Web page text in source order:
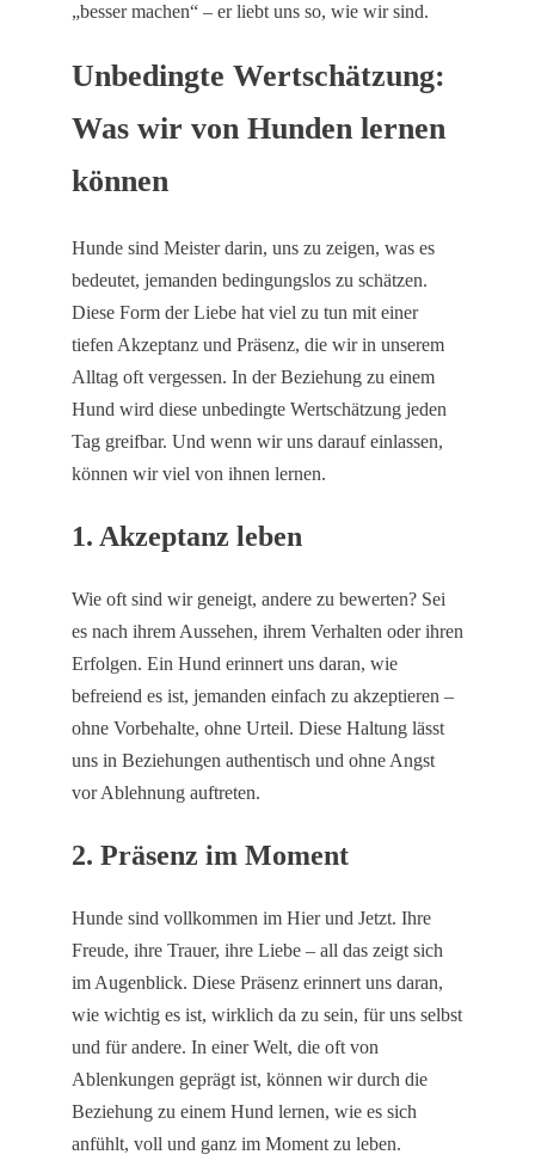
„besser machen“ – er liebt uns so, wie wir sind.
Unbedingte Wertschätzung:
Was wir von Hunden lernen
können
Hunde sind Meister darin, uns zu zeigen, was es
bedeutet, jemanden bedingungslos zu schätzen.
Diese Form der Liebe hat viel zu tun mit einer
tiefen Akzeptanz und Präsenz, die wir in unserem
Alltag oft vergessen. In der Beziehung zu einem
Hund wird diese unbedingte Wertschätzung jeden
Tag greifbar. Und wenn wir uns darauf einlassen,
können wir viel von ihnen lernen.
1. Akzeptanz leben
Wie oft sind wir geneigt, andere zu bewerten? Sei
es nach ihrem Aussehen, ihrem Verhalten oder ihren
Erfolgen. Ein Hund erinnert uns daran, wie
befreiend es ist, jemanden einfach zu akzeptieren –
ohne Vorbehalte, ohne Urteil. Diese Haltung lässt
uns in Beziehungen authentisch und ohne Angst
vor Ablehnung auftreten.
2. Präsenz im Moment
Hunde sind vollkommen im Hier und Jetzt. Ihre
Freude, ihre Trauer, ihre Liebe – all das zeigt sich
im Augenblick. Diese Präsenz erinnert uns daran,
wie wichtig es ist, wirklich da zu sein, für uns selbst
und für andere. In einer Welt, die oft von
Ablenkungen geprägt ist, können wir durch die
Beziehung zu einem Hund lernen, wie es sich
anfühlt, voll und ganz im Moment zu leben.